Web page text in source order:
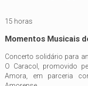
15 horas
Momentos Musicais
Concerto solidário para
O Caracol, promovido
Amora, em parceria